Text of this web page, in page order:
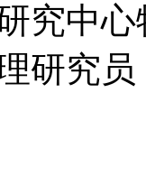
究中
研究员